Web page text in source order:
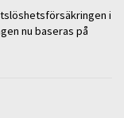
i
nu baseras på